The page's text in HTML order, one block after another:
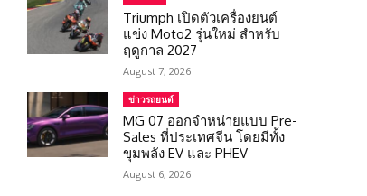
Triumph เปิดตัวเครื่องยนต์
แข่ง Moto2 รุ่นใหม่ สำหรับ
ฤดูกาล 2027
August 7, 2026
ข่าวรถยนต์
MG 07 ออกจำหน่ายแบบ Pre-
Sales ที่ประเทศจีน โดยมีทั้ง
ขุมพลัง EV และ PHEV
August 6, 2026